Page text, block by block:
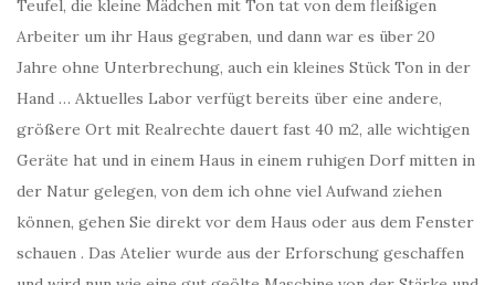
Teufel, die kleine Mädchen mit Ton tat von dem fleißigen
Arbeiter um ihr Haus gegraben, und dann war es über 20
Jahre ohne Unterbrechung, auch ein kleines Stück Ton in der
Hand … Aktuelles Labor verfügt bereits über eine andere,
größere Ort mit Realrechte dauert fast 40 m2, alle wichtigen
Geräte hat und in einem Haus in einem ruhigen Dorf mitten in
der Natur gelegen, von dem ich ohne viel Aufwand ziehen
können, gehen Sie direkt vor dem Haus oder aus dem Fenster
schauen . Das Atelier wurde aus der Erforschung geschaffen